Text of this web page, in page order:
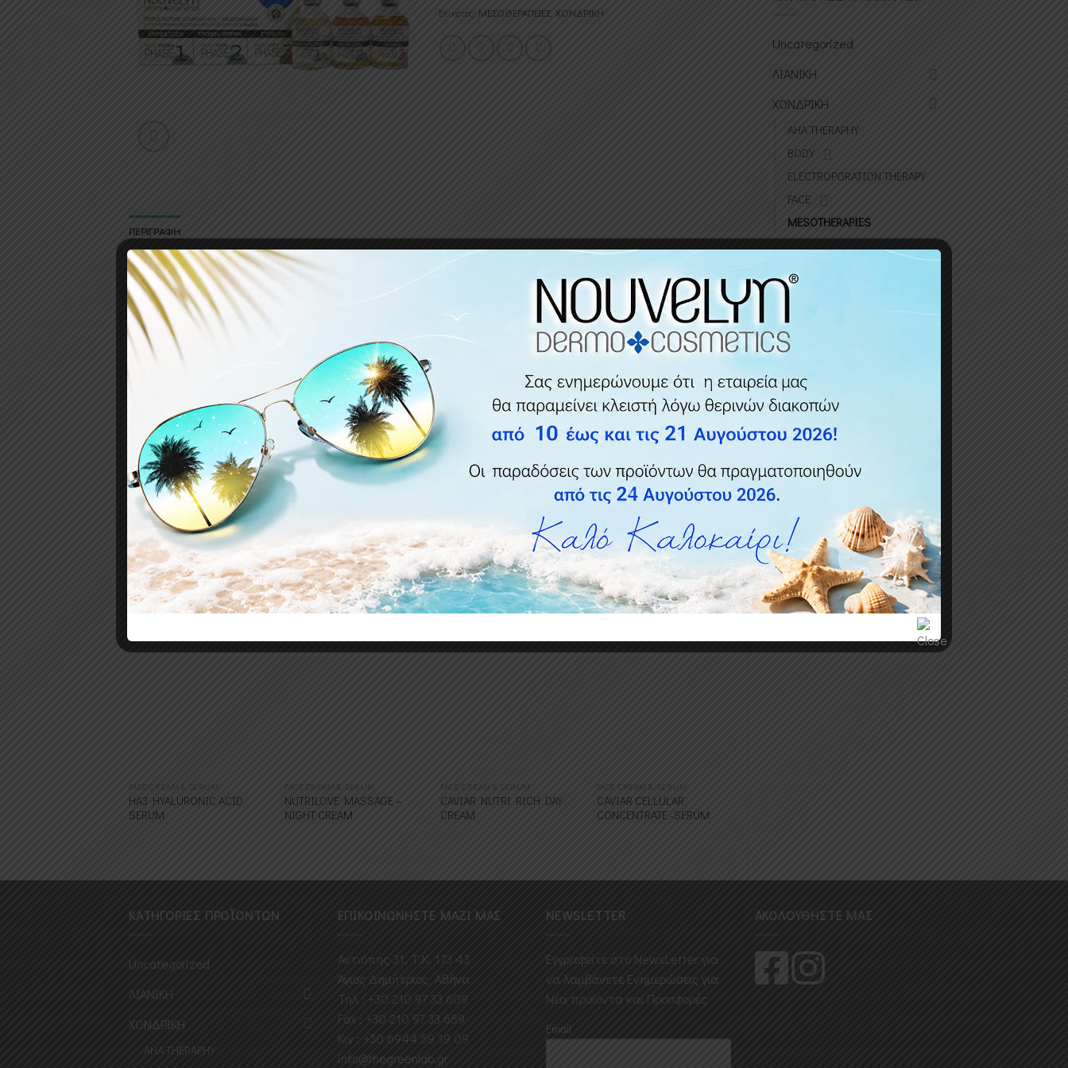
Uncategorized
ΛΙΑΝΙΚΗ
ΧΟΝΔΡΙΚΗ
AHA THERAPHY
BODY
ELECTROPORATION THERAPY
FACE
MESOTHERAPIES
Ετικέτες: ΜΕΣΟΘΕΡΑΠΕΙΕΣ, ΧΟΝΔΡΙΚΗ
ΠΕΡΙΓΡΑΦΉ
Ολοκληρωμένη μεσοθεραπεία προσώπου για αντιγηραντικές θεραπείες σε 3 φάσεις
Meso Hydra Phase 1 : Είναι ένας ορός νέας γενιάς που έχει σχεδιαστεί για αντιγηραντικές θεραπείες
ενεργοποιώντας διαδικασίες αναγέννησης του δέρματος που είναι απαραίτητες για τη διατήρηση της
νεανικής εμφάνισής του
: Είναι ένας ορός νέας γενιάς με πεπτίδια και λιποσώματα σχεδιασμένα για βαθιά
αναγέννηση και αναζωογόνηση του δέρµατος ώστε να αποκατασταθεί η νεανική και υγιή εµφάνιση του
Meso Lift Phase 3: Είναι ένας ανυψωτικός ορός με αποτέλεσμα παρόμοιο με το botox που έχει σχεδιαστεί
για να βελτιώνει την ελαστικότητα και τη σταθερότητα του δέρματος καθώς και να μειώνει την
εμφάνιση των ρυτίδων
Διατίθεται μόνο για επαγγελματική χρήση σαν εντατική θεραπεία στην κοσμετολογία και
συμπληρωματικά στην δερματολογία.
ΣΧΕΤΙΚΆ ΠΡΟΪΌΝΤΑ
FACE CREAM & SERUM
HA3 HYALURONIC ACID
SERUM
FACE CREAM & SERUM
NUTRILOVE MASSAGE –
NIGHT CREAM
FACE CREAM & SERUM
CAVIAR NUTRI RICH DAY
CREAM
FACE CREAM & SERUM
CAVIAR CELLULAR
CONCENTRATE -SERUM
ΚΑΤΗΓΟΡΙΕΣ ΠΡΟΪΟΝΤΩΝ
Uncategorized
ΛΙΑΝΙΚΗ
ΧΟΝΔΡΙΚΗ
AHA THERAPHY
ΕΠΙΚΟΙΝΩΝΗΣΤΕ ΜΑΖΙ ΜΑΣ
Αντιόπης 31, Τ.Κ. 173 43
Άγιος Δημήτριος, Αθήνα
Τηλ : +30 210 97 33 609
Fax : +30 210 97 33 659
Κιν : +30 6944 59 19 09
info@thegreenlab.gr
NEWSLETTER
Εγγραφείτε στο ΝewsLetter για
να λαμβάνετε Ενημερώσεις για
Νέα προϊόντα και Προσφορές
Email
ΑΚΟΛΟΥΘΉΣΤΕ ΜΑΣ